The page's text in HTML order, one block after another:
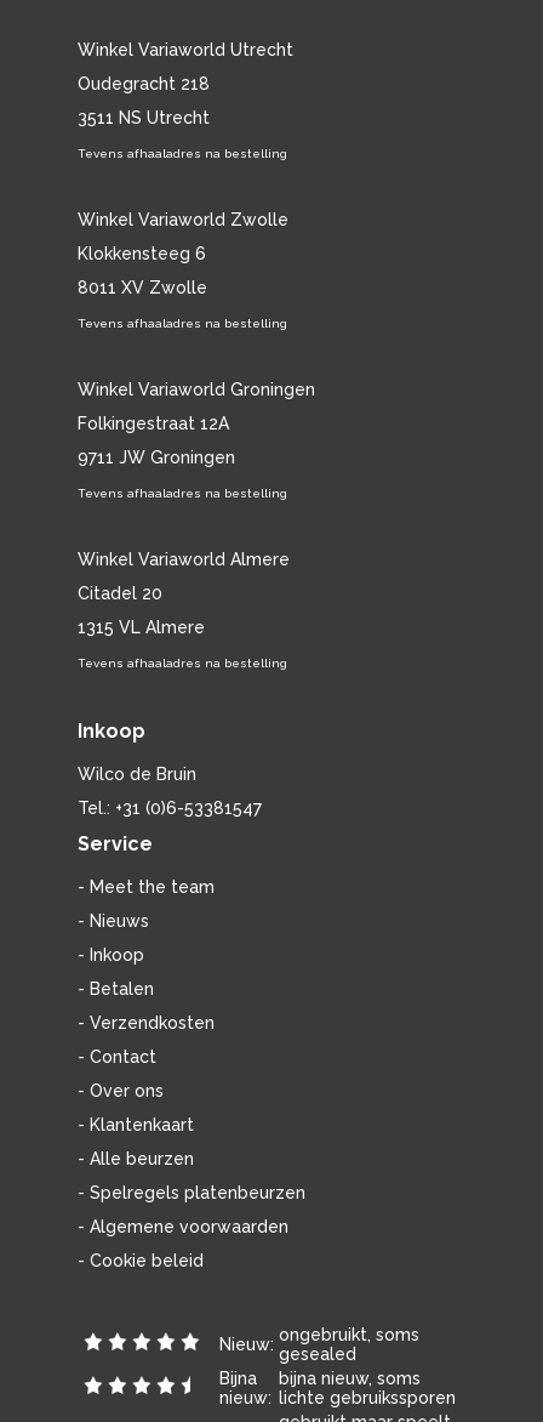
Winkel Variaworld Utrecht
Oudegracht 218
3511 NS Utrecht
Tevens afhaaladres na bestelling
Winkel Variaworld Zwolle
Klokkensteeg 6
8011 XV Zwolle
Tevens afhaaladres na bestelling
Winkel Variaworld Groningen
Folkingestraat 12A
9711 JW Groningen
Tevens afhaaladres na bestelling
Winkel Variaworld Almere
Citadel 20
1315 VL Almere
Tevens afhaaladres na bestelling
Inkoop
Wilco de Bruin
Tel.: +31 (0)6-53381547
Service
- Meet the team
- Nieuws
- Inkoop
- Betalen
- Verzendkosten
- Contact
- Over ons
- Klantenkaart
- Alle beurzen
- Spelregels platenbeurzen
- Algemene voorwaarden
- Cookie beleid
Nieuw: ongebruikt, soms
gesealed
Bijna
nieuw:
bijna nieuw, soms
lichte gebruikssporen